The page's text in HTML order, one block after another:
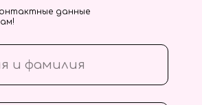
данные